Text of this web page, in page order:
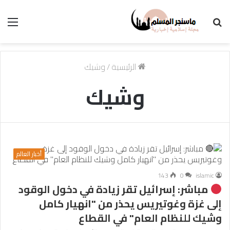
الرئيسية/وشيك
وشيك
أخبار العالم
islamic
0
143
مباشر: إسرائيل تقر زيادة في دخول الوقود
إلى غزة وغوتيريس يحذر من "انهيار كامل
وشيك للنظام العام" في القطاع